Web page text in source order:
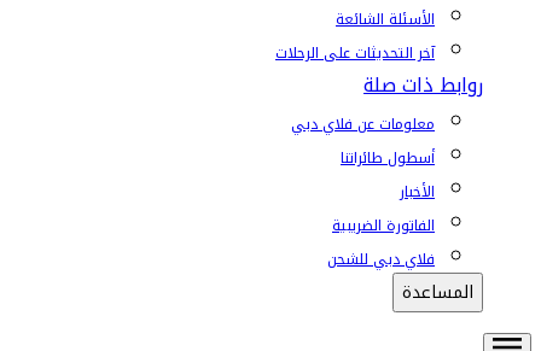
الأسئلة الشائعة
آخر التحديثات على الرحلات
روابط ذات صلة
معلومات عن فلاي دبي
أسطول طائراتنا
الأخبار
الفاتورة الضريبية
فلاي دبي للشحن
المساعدة